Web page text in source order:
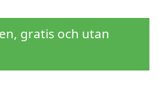
gratis och utan